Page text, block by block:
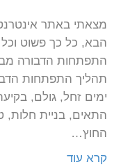
מצאתי באתר
הבא, כל כך פשוט
התפתחות הדבורה
התאים, בניית חלות,
החוץ…
קרא עוד